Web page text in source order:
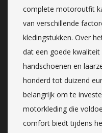
complete motoroutfit
van verschillende
kledingstukken. Over
dat een goede
handschoenen en
honderd tot duizend
belangrijk om te
motorkleding die
comfort biedt tijdens